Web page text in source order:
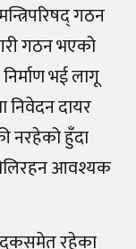
गठन
गठन भएको
भई लागू
निवेदन दायर
नरहेको हुँदा
आवश्यक